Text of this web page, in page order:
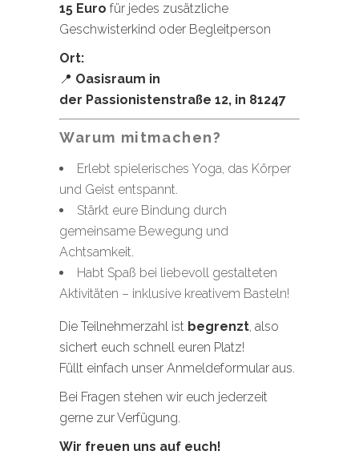
15 Euro für jedes zusätzliche
Geschwisterkind oder Begleitperson
Ort:
📍 Oasisraum in
der Passionistenstraße 12, in 81247
Warum mitmachen?
Erlebt spielerisches Yoga, das Körper
und Geist entspannt.
Stärkt eure Bindung durch
gemeinsame Bewegung und
Achtsamkeit.
Habt Spaß bei liebevoll gestalteten
Aktivitäten – inklusive kreativem Basteln!
Die Teilnehmerzahl ist begrenzt, also
sichert euch schnell euren Platz!
Füllt einfach unser Anmeldeformular aus.
Bei Fragen stehen wir euch jederzeit
gerne zur Verfügung.
Wir freuen uns auf euch!